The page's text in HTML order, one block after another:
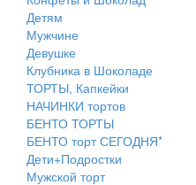
Детям
Мужчине
Девушке
Клубника в Шоколаде
ТОРТЫ, Капкейки
НАЧИНКИ тортов
БЕНТО ТОРТЫ
БЕНТО торт СЕГОДНЯ*
Дети+Подростки
Мужской торт